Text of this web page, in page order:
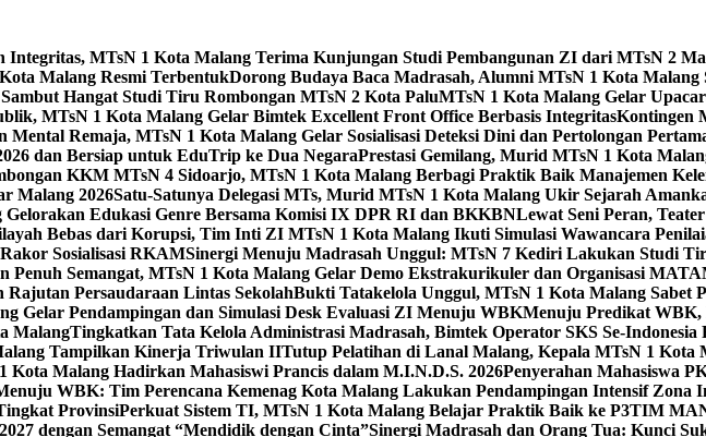
Integritas, MTsN 1 Kota Malang Terima Kunjungan Studi Pembangunan ZI dari MTsN 2
Malang Resmi TerbentukDorong Budaya Baca Madrasah, Alumni MTsN 1 Kota
Hangat Studi Tiru Rombongan MTsN 2 Kota PaluMTsN 1 Kota Malang Gelar
MTsN 1 Kota Malang Gelar Bimtek Excellent Front Office Berbasis IntegritasKontingen
Mental Remaja, MTsN 1 Kota Malang Gelar Sosialisasi Deteksi Dini dan Pertolongan
dan Bersiap untuk EduTrip ke Dua NegaraPrestasi Gemilang, Murid MTsN 1 Kota
KKM MTsN 4 Sidoarjo, MTsN 1 Kota Malang Berbagi Praktik Baik Manajemen
Malang 2026Satu-Satunya Delegasi MTs, Murid MTsN 1 Kota Malang Ukir Sejarah
Edukasi Genre Bersama Komisi IX DPR RI dan BKKBNLewat Seni Peran,
Bebas dari Korupsi, Tim Inti ZI MTsN 1 Kota Malang Ikuti Simulasi Wawancara
Sosialisasi RKAMSinergi Menuju Madrasah Unggul: MTsN 7 Kediri Lakukan Studi
Penuh Semangat, MTsN 1 Kota Malang Gelar Demo Ekstrakurikuler dan Organisasi
Rajutan Persaudaraan Lintas SekolahBukti Tatakelola Unggul, MTsN 1 Kota Malang
Gelar Pendampingan dan Simulasi Desk Evaluasi ZI Menuju WBKMenuju Predikat WBK,
MalangTingkatkan Tata Kelola Administrasi Madrasah, Bimtek Operator SKS Se-
Tampilkan Kinerja Triwulan IITutup Pelatihan di Lanal Malang, Kepala MTsN 1
Kota Malang Hadirkan Mahasiswi Prancis dalam M.I.N.D.S. 2026Penyerahan Mahasiswa
WBK: Tim Perencana Kemenag Kota Malang Lakukan Pendampingan Intensif Zona
ProvinsiPerkuat Sistem TI, MTsN 1 Kota Malang Belajar Praktik Baik ke P3TIM
dengan Semangat “Mendidik dengan Cinta”Sinergi Madrasah dan Orang Tua: Kunci